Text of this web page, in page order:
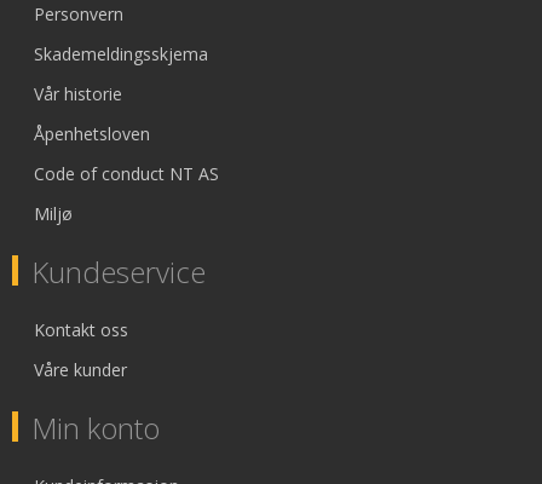
Personvern
Skademeldingsskjema
Vår historie
Åpenhetsloven
Code of conduct NT AS
Miljø
Kundeservice
Kontakt oss
Våre kunder
Min konto